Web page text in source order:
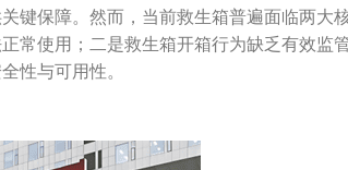
键保障。然而，当前救生箱普遍面临两大
常使用；二是救生箱开箱行为缺乏有效监
性与可用性。